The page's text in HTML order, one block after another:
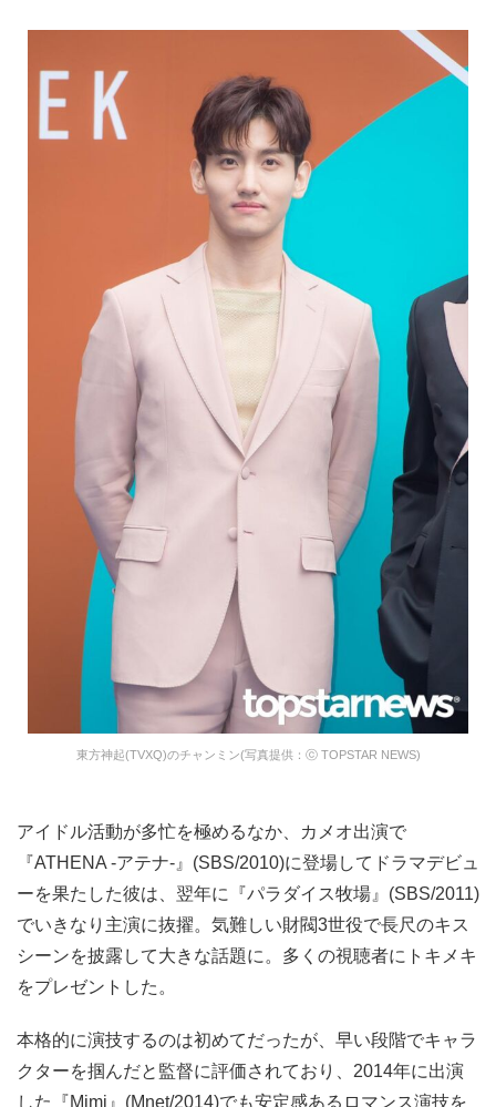
東方神起(TVXQ)のチャンミン(写真提供：ⓒ TOPSTAR NEWS)
アイドル活動が多忙を極めるなか、カメオ出演で
『ATHENA -アテナ-』(SBS/2010)に登場してドラマデビュ
ーを果たした彼は、翌年に『パラダイス牧場』(SBS/2011)
でいきなり主演に抜擢。気難しい財閥3世役で長尺のキス
シーンを披露して大きな話題に。多くの視聴者にトキメキ
をプレゼントした。
本格的に演技するのは初めてだったが、早い段階でキャラ
クターを掴んだと監督に評価されており、2014年に出演
した『Mimi』(Mnet/2014)でも安定感あるロマンス演技を